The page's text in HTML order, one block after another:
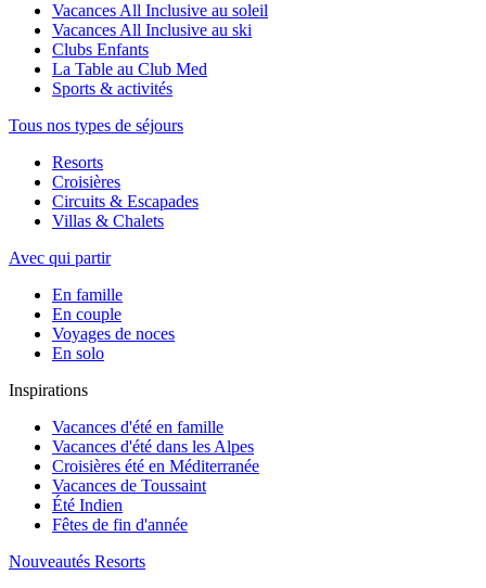
Vacances All Inclusive au soleil
Vacances All Inclusive au ski
Clubs Enfants
La Table au Club Med
Sports & activités
Tous nos types de séjours
Resorts
Croisières
Circuits & Escapades
Villas & Chalets
Avec qui partir
En famille
En couple
Voyages de noces
En solo
Inspirations
Vacances d'été en famille
Vacances d'été dans les Alpes
Croisières été en Méditerranée
Vacances de Toussaint
Été Indien
Fêtes de fin d'année
Nouveautés Resorts